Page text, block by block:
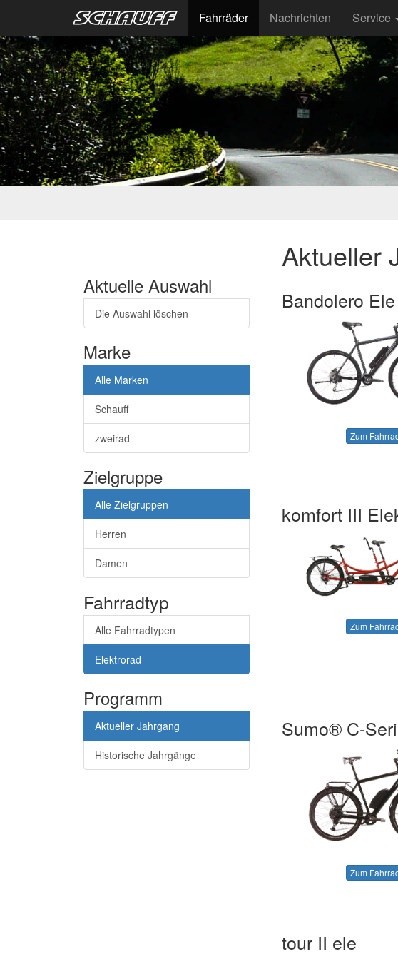
Fahrräder Nachrichten Service
Aktueller
Aktuelle Auswahl
Die Auswahl löschen
Marke
Alle Marken
Schauff
zweirad
Zielgruppe
Alle Zielgruppen
Herren
Damen
Fahrradtyp
Alle Fahrradtypen
Elektrorad
Programm
Aktueller Jahrgang
Historische Jahrgänge
Bandolero Ele
Zum
komfort III
Zum
Sumo® C-
Zum
tour II ele